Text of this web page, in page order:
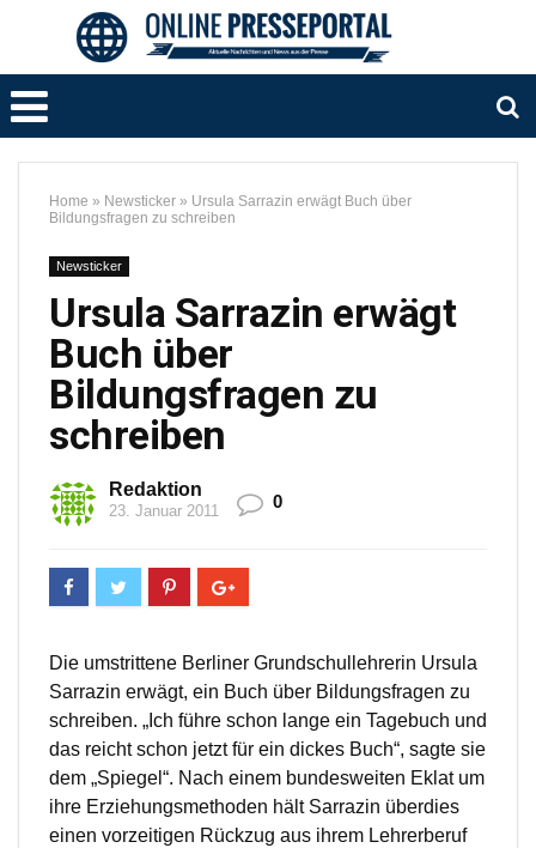
Home » Newsticker » Ursula Sarrazin erwägt Buch über
Bildungsfragen zu schreiben
Newsticker
Ursula Sarrazin erwägt
Buch über
Bildungsfragen zu
schreiben
Redaktion
23. Januar 2011 0
Die umstrittene Berliner Grundschullehrerin Ursula
Sarrazin erwägt, ein Buch über Bildungsfragen zu
schreiben. „Ich führe schon lange ein Tagebuch und
das reicht schon jetzt für ein dickes Buch“, sagte sie
dem „Spiegel“. Nach einem bundesweiten Eklat um
ihre Erziehungsmethoden hält Sarrazin überdies
einen vorzeitigen Rückzug aus ihrem Lehrerberuf